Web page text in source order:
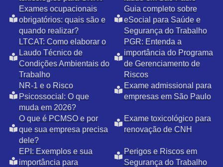
Exames ocupacionais
obrigatórios: quais são e
quando realizar?
Guia completo sobre
eSocial para Saúde e
Segurança do Trabalho
LTCAT: Como elaborar o
Laudo Técnico de
Condições Ambientais do
Trabalho
PGR: Entenda a
importância do Programa
de Gerenciamento de
Riscos
NR-1 e o Risco
Psicossocial: O que
muda em 2026?
Exame admissional para
empresas em São Paulo
O que é PCMSO e por
que sua empresa precisa
dele?
Exame toxicológico para
renovação de CNH
EPI: Exemplos e sua
importância para
Perigos e Riscos em
Segurança do Trabalho